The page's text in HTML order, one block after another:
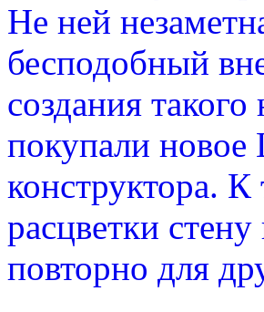
Не ней
бесподобный
создания
покупали новое
конструктора.
расцветки
повторно для